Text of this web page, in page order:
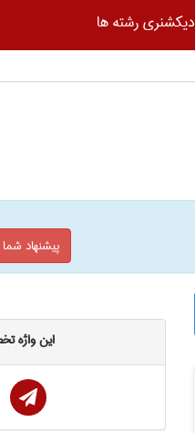
دیکشنری رشته ها
پیشنهاد
این واژه